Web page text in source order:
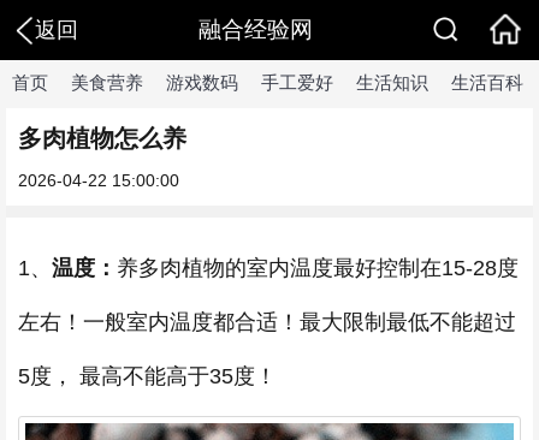
返回 融合经验网
首页 美食营养 游戏数码 手工爱好 生活知识 生活百科
多肉植物怎么养
2026-04-22 15:00:00
1、 温度： 养多肉植物的室内温度最好控制在15-28度
左右！一般室内温度都合适！最大限制最低不能超过
5度， 最高不能高于35度！